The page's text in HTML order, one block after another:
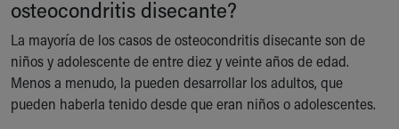
Cincinnati Children's
Your Visit
MyChart Telehealth Visits
Directions
Doggie Brigade
osteocondritis disecante?
La mayoría de los casos de osteocondritis disecante son de
niños y adolescente de entre diez y veinte años de edad.
Menos a menudo, la pueden desarrollar los adultos, que
pueden haberla tenido desde que eran niños o adolescentes.